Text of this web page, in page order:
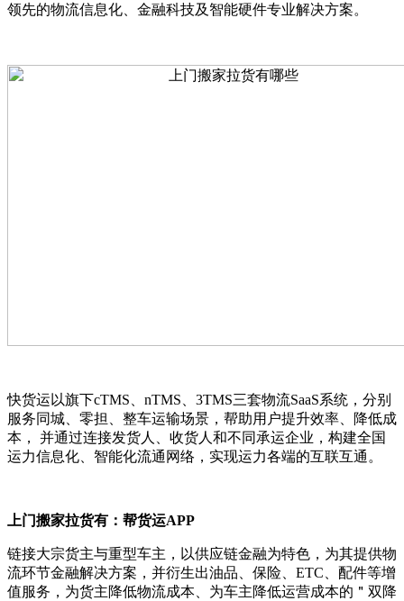
领先的物流信息化、金融科技及智能硬件专业解决方案。
快货运以旗下cTMS、nTMS、3TMS三套物流SaaS系统，分别
服务同城、零担、整车运输场景，帮助用户提升效率、降低成
本， 并通过连接发货人、收货人和不同承运企业，构建全国
运力信息化、智能化流通网络，实现运力各端的互联互通。
上门搬家拉货有： 帮货运APP
链接大宗货主与重型车主，以供应链金融为特色，为其提供物
流环节金融解决方案，并衍生出油品、保险、ETC、配件等增
值服务，为货主降低物流成本、为车主降低运营成本的＂双降